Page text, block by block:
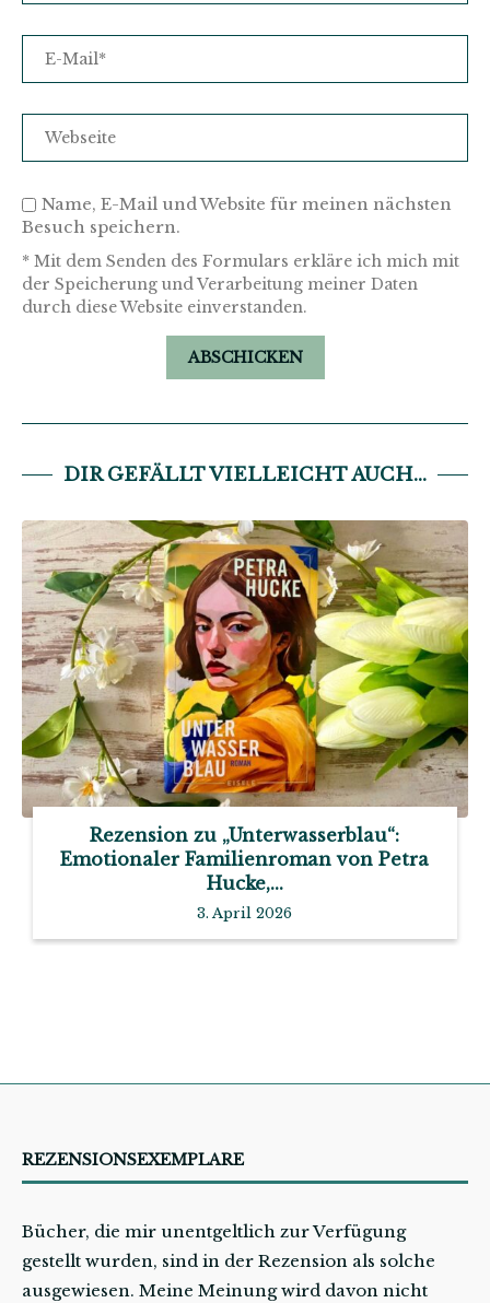
Name, E-Mail und Website für meinen nächsten
Besuch speichern.
* Mit dem Senden des Formulars erkläre ich mich mit
der Speicherung und Verarbeitung meiner Daten
durch diese Website einverstanden.
DIR GEFÄLLT VIELLEICHT AUCH...
Rezension zu „Unterwasserblau“:
Emotionaler Familienroman von Petra
Hucke,...
3. April 2026
REZENSIONSEXEMPLARE
Bücher, die mir unentgeltlich zur Verfügung
gestellt wurden, sind in der Rezension als solche
ausgewiesen. Meine Meinung wird davon nicht